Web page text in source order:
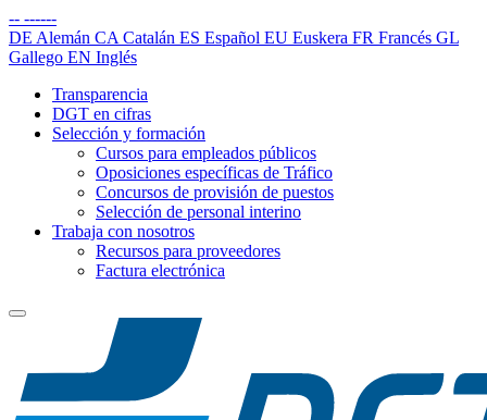
-- ------
DE Alemán CA Catalán ES Español EU Euskera FR Francés GL
Gallego EN Inglés
Transparencia
DGT en cifras
Selección y formación
Cursos para empleados públicos
Oposiciones específicas de Tráfico
Concursos de provisión de puestos
Selección de personal interino
Trabaja con nosotros
Recursos para proveedores
Factura electrónica